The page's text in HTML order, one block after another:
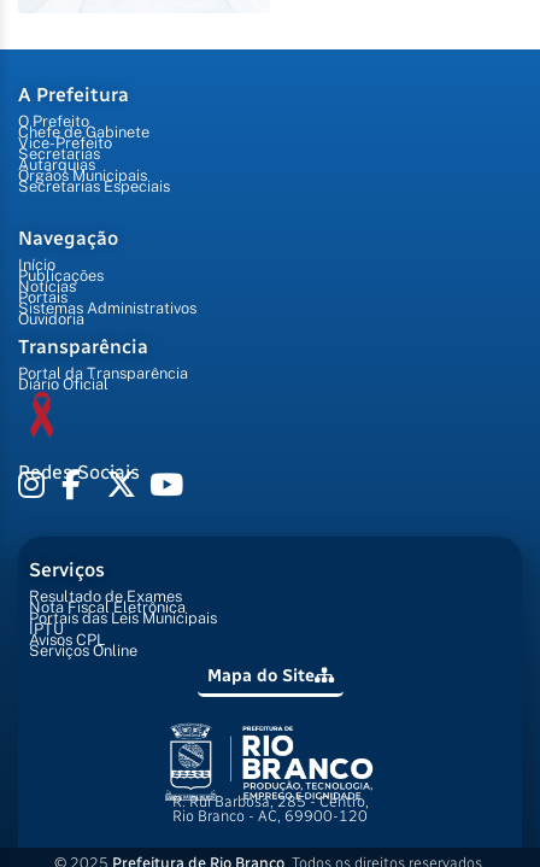
A Prefeitura
O Prefeito
Chefe de Gabinete
Vice-Prefeito
Secretarias
Autarquias
Órgãos Municipais
Secretarias Especiais
Navegação
Início
Publicações
Notícias
Portais
Sistemas Administrativos
Ouvidoria
Transparência
Portal da Transparência
Diário Oficial
Redes Sociais
Serviços
Resultado de Exames
Nota Fiscal Eletrônica
Portais das Leis Municipais
IPTU
Avisos CPL
Serviços Online
Mapa do Site
R. Rui Barbosa, 285 - Centro,
Rio Branco - AC, 69900-120
© 2025 Prefeitura de Rio Branco . Todos os direitos reservados.